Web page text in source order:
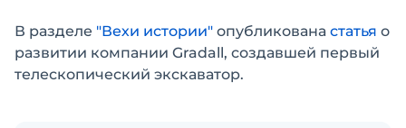
В разделе "Вехи истории" опубликована статья о
развитии компании Gradall, создавшей первый
телескопический экскаватор.